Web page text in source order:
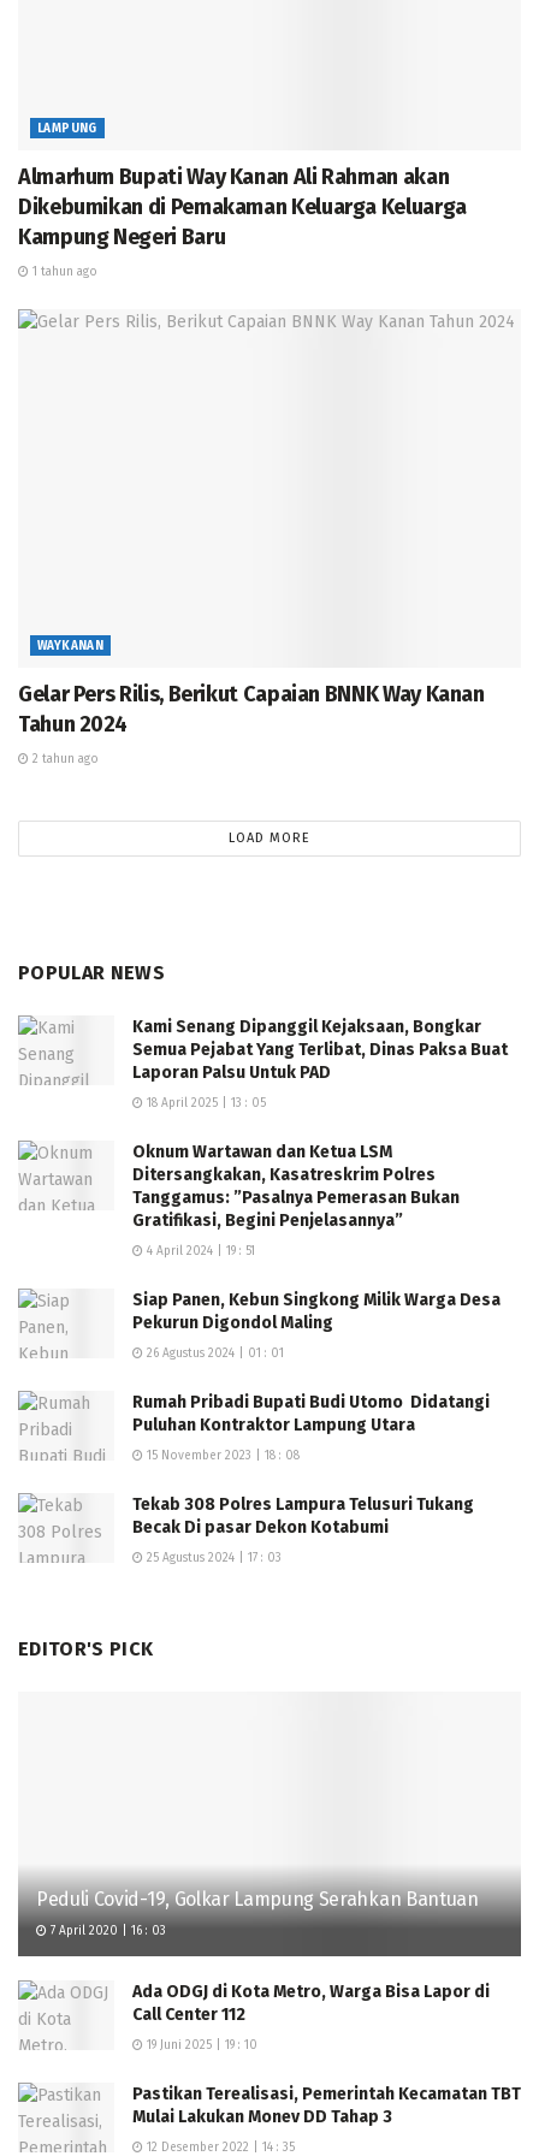
LAMPUNG
Almarhum Bupati Way Kanan Ali Rahman akan
Dikebumikan di Pemakaman Keluarga Keluarga
Kampung Negeri Baru
1 tahun ago
WAYKANAN
Gelar Pers Rilis, Berikut Capaian BNNK Way Kanan
Tahun 2024
2 tahun ago
LOAD MORE
POPULAR NEWS
Kami Senang Dipanggil Kejaksaan, Bongkar
Semua Pejabat Yang Terlibat, Dinas Paksa Buat
Laporan Palsu Untuk PAD
18 April 2025 | 13 : 05
Oknum Wartawan dan Ketua LSM
Ditersangkakan, Kasatreskrim Polres
Tanggamus: ”Pasalnya Pemerasan Bukan
Gratifikasi, Begini Penjelasannya”
4 April 2024 | 19 : 51
Siap Panen, Kebun Singkong Milik Warga Desa
Pekurun Digondol Maling
26 Agustus 2024 | 01 : 01
Rumah Pribadi Bupati Budi Utomo Didatangi
Puluhan Kontraktor Lampung Utara
15 November 2023 | 18 : 08
Tekab 308 Polres Lampura Telusuri Tukang
Becak Di pasar Dekon Kotabumi
25 Agustus 2024 | 17 : 03
EDITOR'S PICK
Peduli Covid-19, Golkar Lampung Serahkan Bantuan
7 April 2020 | 16 : 03
Ada ODGJ di Kota Metro, Warga Bisa Lapor di
Call Center 112
19 Juni 2025 | 19 : 10
Pastikan Terealisasi, Pemerintah Kecamatan TBT
Mulai Lakukan Monev DD Tahap 3
12 Desember 2022 | 14 : 35